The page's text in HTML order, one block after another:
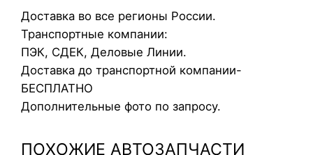
с
о
с
L
a
n
R
Доставка во все регионы России.
Транспортные компании:
ПЭК, СДЕК, Деловые Линии.
Доставка до транспортной компании-
БЕСПЛАТНО
Дополнительные фото по запросу.
ПОХОЖИЕ АВТОЗАПЧАСТИ